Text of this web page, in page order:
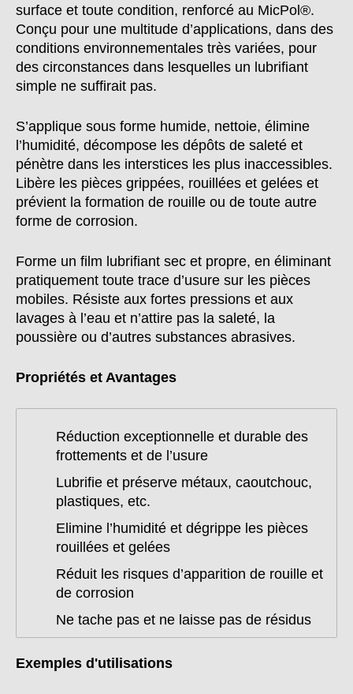
surface et toute condition, renforcé au MicPol®.
Conçu pour une multitude d’applications, dans des
conditions environnementales très variées, pour
des circonstances dans lesquelles un lubrifiant
simple ne suffirait pas.
S’applique sous forme humide, nettoie, élimine
l’humidité, décompose les dépôts de saleté et
pénètre dans les interstices les plus inaccessibles.
Libère les pièces grippées, rouillées et gelées et
prévient la formation de rouille ou de toute autre
forme de corrosion.
Forme un film lubrifiant sec et propre, en éliminant
pratiquement toute trace d’usure sur les pièces
mobiles. Résiste aux fortes pressions et aux
lavages à l’eau et n’attire pas la saleté, la
poussière ou d’autres substances abrasives.
Propriétés et Avantages
Réduction exceptionnelle et durable des
frottements et de l’usure
Lubrifie et préserve métaux, caoutchouc,
plastiques, etc.
Elimine l’humidité et dégrippe les pièces
rouillées et gelées
Réduit les risques d’apparition de rouille et
de corrosion
Ne tache pas et ne laisse pas de résidus
Exemples d'utilisations